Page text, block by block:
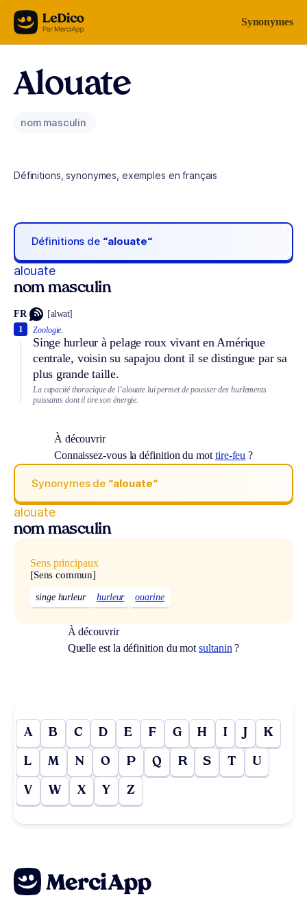
Aller au contenu Synonymes
Alouate
nom masculin
Définitions, synonymes, exemples en français
Définitions de “alouate“
alouate
nom masculin
FR [alwat]
Zoologie.
Singe hurleur à pelage roux vivant en Amérique
centrale, voisin su sapajou dont il se distingue par sa
plus grande taille.
1
La capacité thoracique de l’alouate lui permet de pousser des hurlements
puissants dont il tire son énergie.
À découvrir
Connaissez-vous la définition du mot tire-feu ?
Synonymes de “alouate“
alouate
nom masculin
Sens principaux
[Sens commun]
singe hurleur hurleur ouarine
À découvrir
Quelle est la définition du motsultanin ?
A B C D E F G H I J K
L M N O P Q R S T U
V W X Y Z